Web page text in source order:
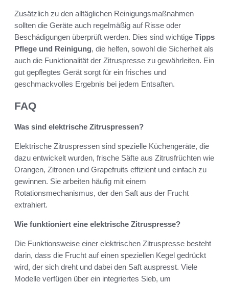
Zusätzlich zu den alltäglichen Reinigungsmaßnahmen
sollten die Geräte auch regelmäßig auf Risse oder
Beschädigungen überprüft werden. Dies sind wichtige Tipps
Pflege und Reinigung, die helfen, sowohl die Sicherheit als
auch die Funktionalität der Zitruspresse zu gewährleiten. Ein
gut gepflegtes Gerät sorgt für ein frisches und
geschmackvolles Ergebnis bei jedem Entsaften.
FAQ
Was sind elektrische Zitruspressen?
Elektrische Zitruspressen sind spezielle Küchengeräte, die
dazu entwickelt wurden, frische Säfte aus Zitrusfrüchten wie
Orangen, Zitronen und Grapefruits effizient und einfach zu
gewinnen. Sie arbeiten häufig mit einem
Rotationsmechanismus, der den Saft aus der Frucht
extrahiert.
Wie funktioniert eine elektrische Zitruspresse?
Die Funktionsweise einer elektrischen Zitruspresse besteht
darin, dass die Frucht auf einen speziellen Kegel gedrückt
wird, der sich dreht und dabei den Saft auspresst. Viele
Modelle verfügen über ein integriertes Sieb, um